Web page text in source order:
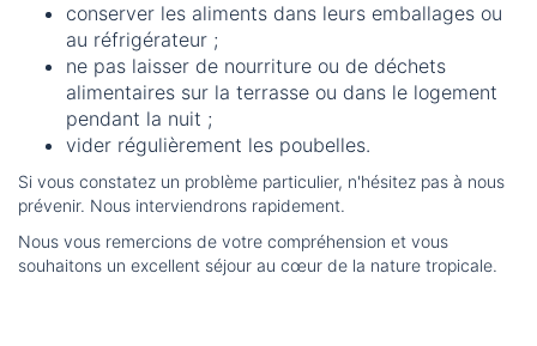
conserver les aliments dans leurs emballages ou
au réfrigérateur ;
ne pas laisser de nourriture ou de déchets
alimentaires sur la terrasse ou dans le logement
pendant la nuit ;
vider régulièrement les poubelles.
Si vous constatez un problème particulier, n'hésitez pas à nous
prévenir. Nous interviendrons rapidement.
Nous vous remercions de votre compréhension et vous
souhaitons un excellent séjour au cœur de la nature tropicale.